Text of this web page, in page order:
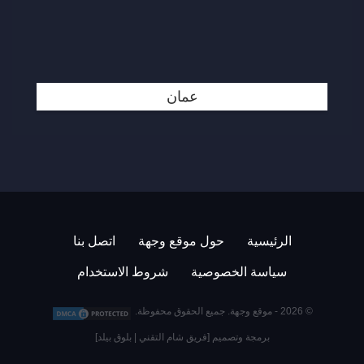
عمان
الرئيسية حول موقع وجهة اتصل بنا
سياسة الخصوصية شروط الاستخدام
© 2026 - موقع وجهة. جميع الحقوق محفوظة.
برمجة وتصميم [فريق شام التقني بلوق بيلد]